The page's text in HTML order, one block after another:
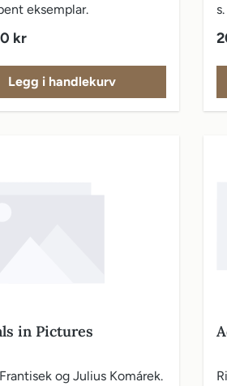
eksemplar.
kr
Legg i handlekurv
in Pictures
og Julius Komárek.